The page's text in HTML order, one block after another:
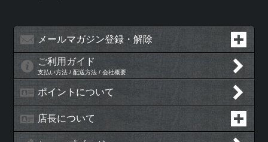
メールマガジン登録・解除
ご利用ガイド
支払い方法 / 配送方法 / 会社概要
ポイントについて
店長について